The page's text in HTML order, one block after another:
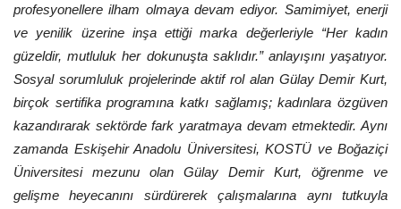
profesyonellere ilham olmaya devam ediyor. Samimiyet, enerji
ve yenilik üzerine inşa ettiği marka değerleriyle “Her kadın
güzeldir, mutluluk her dokunuşta saklıdır.” anlayışını yaşatıyor.
Sosyal sorumluluk projelerinde aktif rol alan Gülay Demir Kurt,
birçok sertifika programına katkı sağlamış; kadınlara özgüven
kazandırarak sektörde fark yaratmaya devam etmektedir. Aynı
zamanda Eskişehir Anadolu Üniversitesi, KOSTÜ ve Boğaziçi
Üniversitesi mezunu olan Gülay Demir Kurt, öğrenme ve
gelişme heyecanını sürdürerek çalışmalarına aynı tutkuyla